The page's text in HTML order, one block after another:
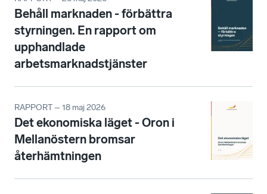
Behåll marknaden - förbättra
styrningen. En rapport om
upphandlade
arbetsmarknadstjänster
RAPPORT – 18 maj 2026
Det ekonomiska läget - Oron i
Mellanöstern bromsar
återhämtningen